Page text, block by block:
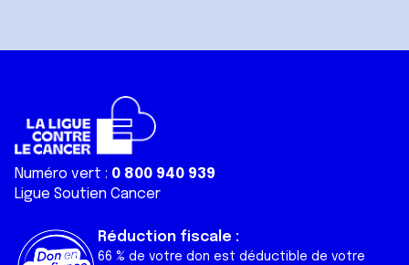
Numéro vert : 0 800 940 939
Ligue Soutien Cancer
Réduction fiscale :
66 % de votre don est déductible de votre